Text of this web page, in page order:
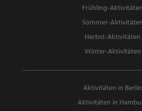
Frühling-Aktivitäten
Sommer-
Herbst-Aktivitäten
Winter-Aktivitäten
Aktivitäten in Berlin
Aktivitäten in